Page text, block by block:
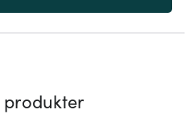
produkter